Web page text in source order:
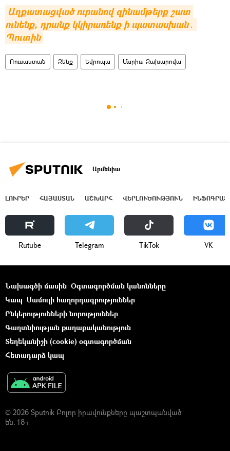
Աղքատացված ուրանով զինամթերք շատ
ունենք, դրանք կկիրառենք ի պատասխան․
Պուտին
Ռուսաստան Զենք Եվրոպա Մարիա Զախարովա
Արմենիա
ԼՈՒՐԵՐ ՀԱՅԱՍՏԱՆ ԱՇԽԱՐՀ ՎԵՐԼՈՒԾՈՒԹՅՈՒՆ
Rutube Telegram ТikТоk VK
Նախագծի մասին Օգտագործման կանոնները
Կապ Մամուլի հաղորդագրություններ
Ընկերությունների նորություններ
Գաղտնիության քաղաքականություն
Տեղեկանիշի (cookie) օգտագործման
Հետադարձ կապ
© 2026 Sputnik Բոլոր իրավունքները պաշտպանված
են. 18+